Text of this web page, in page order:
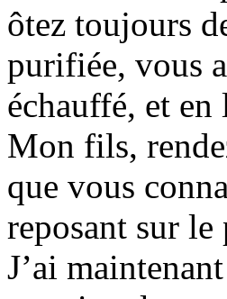
ôtez toujours
purifiée, vous
échauffé, et
Mon fils,
que vous
reposant sur
J’ai